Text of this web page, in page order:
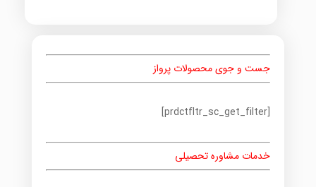
جست و جوی محصولات پرواز
[prdctfltr_sc_get_filter]
خدمات مشاوره تحصیلی